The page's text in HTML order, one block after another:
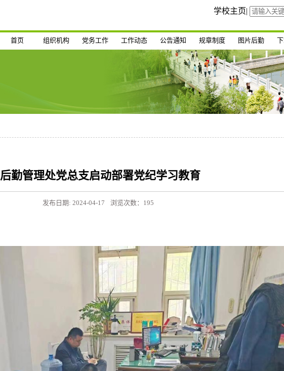
学校主页|
首页 组织机构 党务工作 工作动态 公告通知 规章制度 图片后勤
后勤管理处党总支启动部署党纪学习教育
发布日期: 2024-04-17 浏览次数： 195